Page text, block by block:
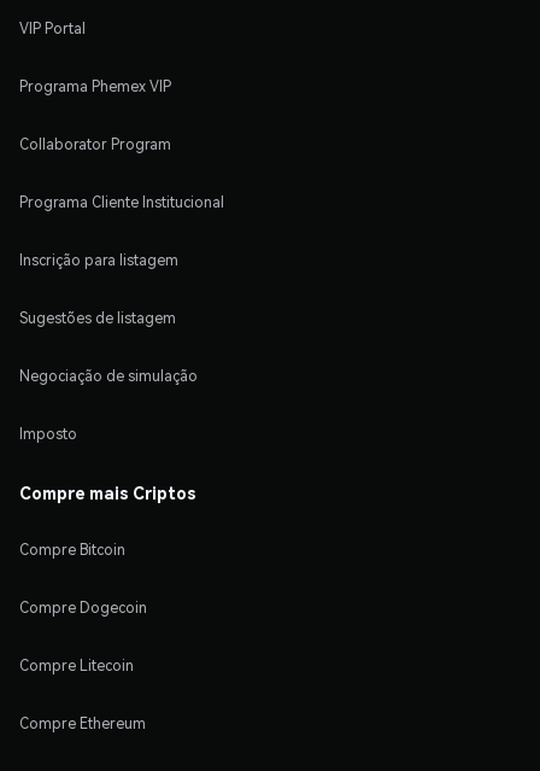
VIP Portal
Programa Phemex VIP
Collaborator Program
Programa Cliente Institucional
Inscrição para listagem
Sugestões de listagem
Negociação de simulação
Imposto
Compre mais Criptos
Compre Bitcoin
Compre Dogecoin
Compre Litecoin
Compre Ethereum